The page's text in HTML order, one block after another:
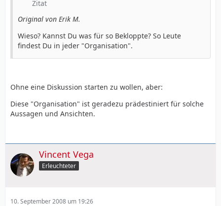
Zitat
Original von Erik M.
Wieso? Kannst Du was für so Bekloppte? So Leute
findest Du in jeder "Organisation".
Ohne eine Diskussion starten zu wollen, aber:
Diese "Organisation" ist geradezu prädestiniert für solche
Aussagen und Ansichten.
Vincent Vega
Erleuchteter
10. September 2008 um 19:26